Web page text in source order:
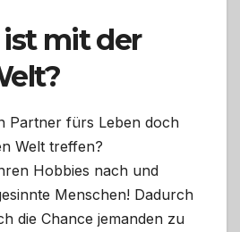
mit der
Partner fürs Leben doch
Welt treffen?
Hobbies nach und
Menschen! Dadurch
die Chance jemanden zu